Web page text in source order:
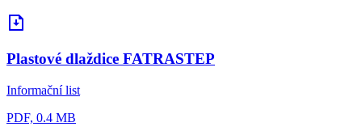
Plastové dlaždice FATRASTEP
Informační list
PDF, 0.4 MB